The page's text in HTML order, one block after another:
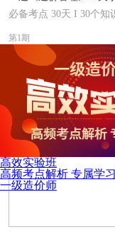
必备考点 30天 I 30个知
第1期
高效实验班
高频考点解析 专属学
一级造价师